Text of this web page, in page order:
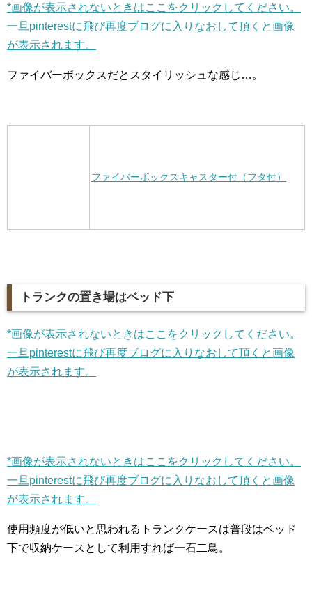
*画像が表示されないときはここをクリックしてください。
一旦pinterestに飛び再度ブログに入りなおして頂くと画像
が表示されます。
ファイバーボックスだとスタイリッシュな感じ…。
ファイバーボックスキャスター付（フタ付）
トランクの置き場はベッド下
*画像が表示されないときはここをクリックしてください。
一旦pinterestに飛び再度ブログに入りなおして頂くと画像
が表示されます。
*画像が表示されないときはここをクリックしてください。
一旦pinterestに飛び再度ブログに入りなおして頂くと画像
が表示されます。
使用頻度が低いと思われるトランクケースは普段はベッド
下で収納ケースとして利用すれば一石二鳥。